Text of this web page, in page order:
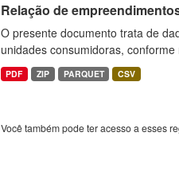
Relação de
O presente documento trata de
unidades consumidoras,
PDF ZIP PARQUET CSV
Você também pode ter acesso a esses